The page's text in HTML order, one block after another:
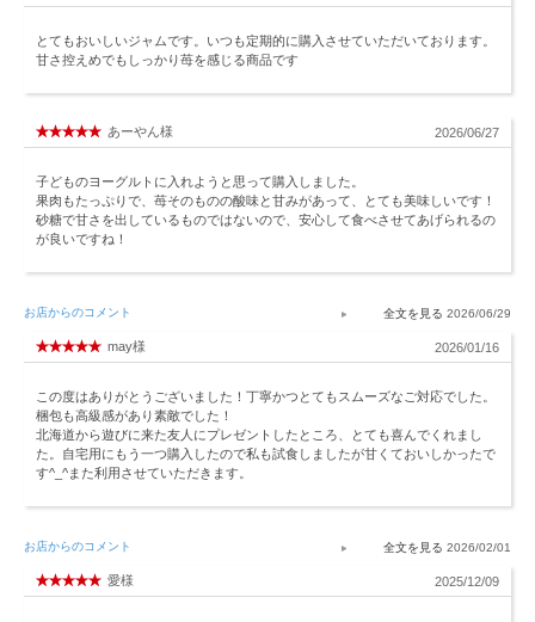
とてもおいしいジャムです。いつも定期的に購入させていただいております。
甘さ控えめでもしっかり苺を感じる商品です
あーやん様 2026/06/27
子どものヨーグルトに入れようと思って購入しました。
果肉もたっぷりで、苺そのものの酸味と甘みがあって、とても美味しいです！
砂糖で甘さを出しているものではないので、安心して食べさせてあげられるの
が良いですね！
お店からのコメント 2026/06/29
may様 2026/01/16
この度はありがとうございました！丁寧かつとてもスムーズなご対応でした。
梱包も高級感があり素敵でした！
北海道から遊びに来た友人にプレゼントしたところ、とても喜んでくれまし
た。自宅用にもう一つ購入したので私も試食しましたが甘くておいしかったで
す^_^また利用させていただきます。
お店からのコメント 2026/02/01
愛様 2025/12/09